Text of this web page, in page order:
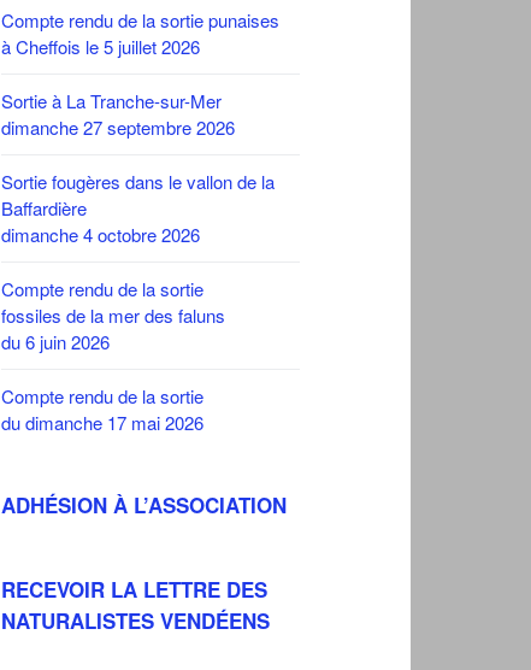
Compte rendu de la sortie punaises
à Cheffois le 5 juillet 2026
Sortie à La Tranche-sur-Mer
dimanche 27 septembre 2026
Sortie fougères dans le vallon de la
Baffardière
dimanche 4 octobre 2026
Compte rendu de la sortie
fossiles de la mer des faluns
du 6 juin 2026
Compte rendu de la sortie
du dimanche 17 mai 2026
ADHÉSION À L’ASSOCIATION
RECEVOIR LA LETTRE DES
NATURALISTES VENDÉENS